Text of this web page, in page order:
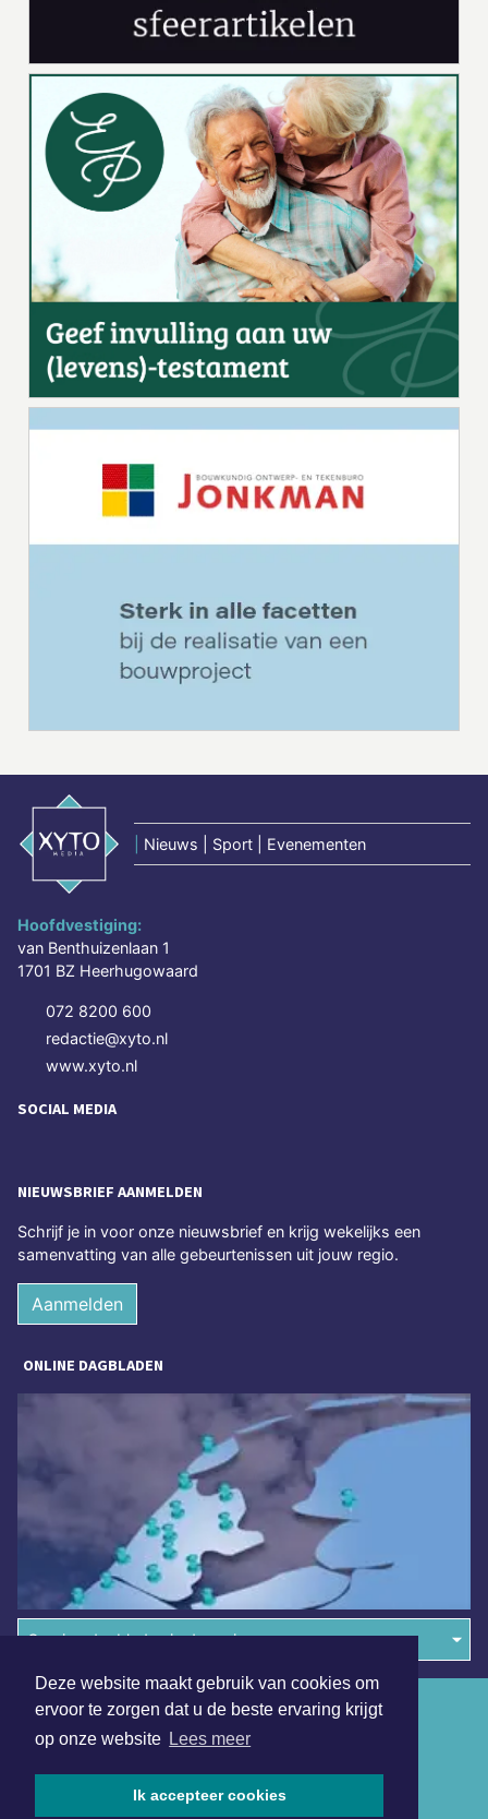
Deze website maakt gebruik van cookies om
ervoor te zorgen dat u de beste ervaring krijgt
op onze website Lees meer
Ik accepteer cookies
Nieuws | Sport | Evenementen
Hoofdvestiging:
van Benthuizenlaan 1
1701 BZ Heerhugowaard
072 8200 600
redactie@xyto.nl
www.xyto.nl
SOCIAL MEDIA
NIEUWSBRIEF AANMELDEN
Schrijf je in voor onze nieuwsbrief en krijg wekelijks een
samenvatting van alle gebeurtenissen uit jouw regio.
Aanmelden
ONLINE DAGBLADEN
Overige dagbladen in de regio
Algemene voorwaarden
Disclaimer